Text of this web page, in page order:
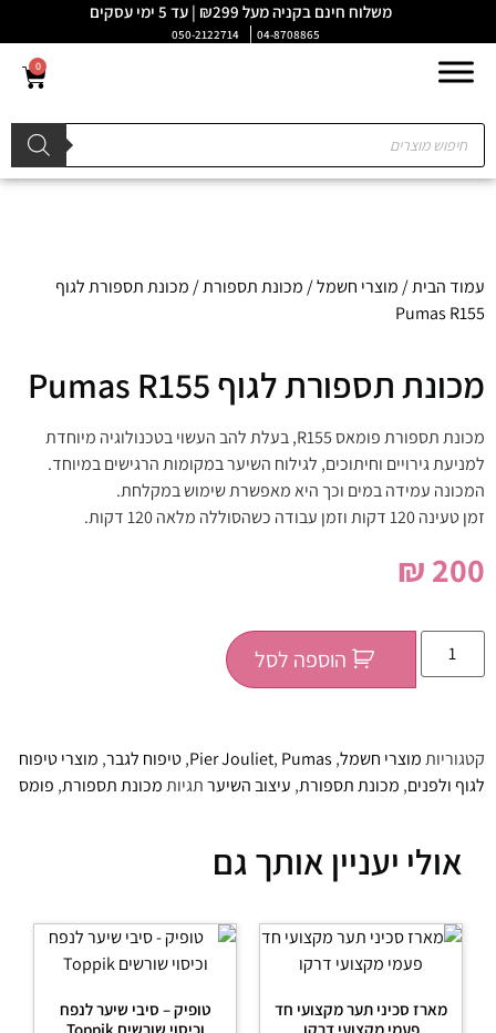
משלוח חינם בקניה מעל ₪299 | עד 5 ימי עסקים
04-8708865
050-2122714
0
עמוד הבית/מוצרי חשמל/מכונת תספורת/ מכונת תספורת לגוף
Pumas R155
מכונת תספורת לגוף Pumas R155
מכונת תספורת פומאס R155, בעלת להב העשוי בטכנולוגיה מיוחדת
למניעת גירויים וחיתוכים, לגילוח השיער במקומות הרגישים במיוחד.
המכונה עמידה במים וכך היא מאפשרת שימוש במקלחת.
זמן טעינה 120 דקות וזמן עבודה כשהסוללה מלאה 120 דקות.
₪ 200
הוספה לסל
קטגוריותמוצרי חשמל,
Pier Jouliet ,Pumas
,טיפוח לגבר,מוצרי טיפוח
לגוף ולפנים,מכונת תספורת,עיצוב השיערתגיותמכונת תספורת,פומס
אולי יעניין אותך גם
מארז סכיני תער מקצועי חד
טופיק – סיבי שיער לנפח